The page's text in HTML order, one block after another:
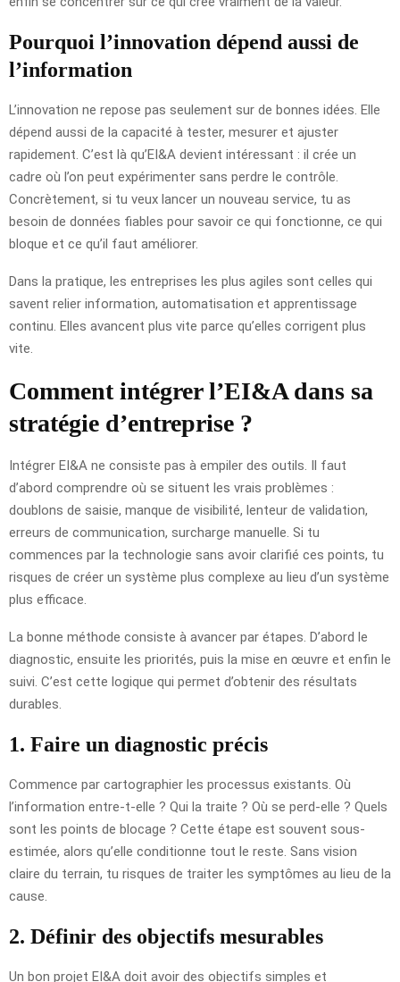
Pourquoi l’innovation dépend aussi de
l’information
L’innovation ne repose pas seulement sur de bonnes idées. Elle
dépend aussi de la capacité à tester, mesurer et ajuster
rapidement. C’est là qu’EI&A devient intéressant : il crée un
cadre où l’on peut expérimenter sans perdre le contrôle.
Concrètement, si tu veux lancer un nouveau service, tu as
besoin de données fiables pour savoir ce qui fonctionne, ce qui
bloque et ce qu’il faut améliorer.
Dans la pratique, les entreprises les plus agiles sont celles qui
savent relier information, automatisation et apprentissage
continu. Elles avancent plus vite parce qu’elles corrigent plus
vite.
Comment intégrer l’EI&A dans sa
stratégie d’entreprise ?
Intégrer EI&A ne consiste pas à empiler des outils. Il faut
d’abord comprendre où se situent les vrais problèmes :
doublons de saisie, manque de visibilité, lenteur de validation,
erreurs de communication, surcharge manuelle. Si tu
commences par la technologie sans avoir clarifié ces points, tu
risques de créer un système plus complexe au lieu d’un système
plus efficace.
La bonne méthode consiste à avancer par étapes. D’abord le
diagnostic, ensuite les priorités, puis la mise en œuvre et enfin le
suivi. C’est cette logique qui permet d’obtenir des résultats
durables.
1. Faire un diagnostic précis
Commence par cartographier les processus existants. Où
l’information entre-t-elle ? Qui la traite ? Où se perd-elle ? Quels
sont les points de blocage ? Cette étape est souvent sous-
estimée, alors qu’elle conditionne tout le reste. Sans vision
claire du terrain, tu risques de traiter les symptômes au lieu de la
cause.
2. Définir des objectifs mesurables
Un bon projet EI&A doit avoir des objectifs simples et